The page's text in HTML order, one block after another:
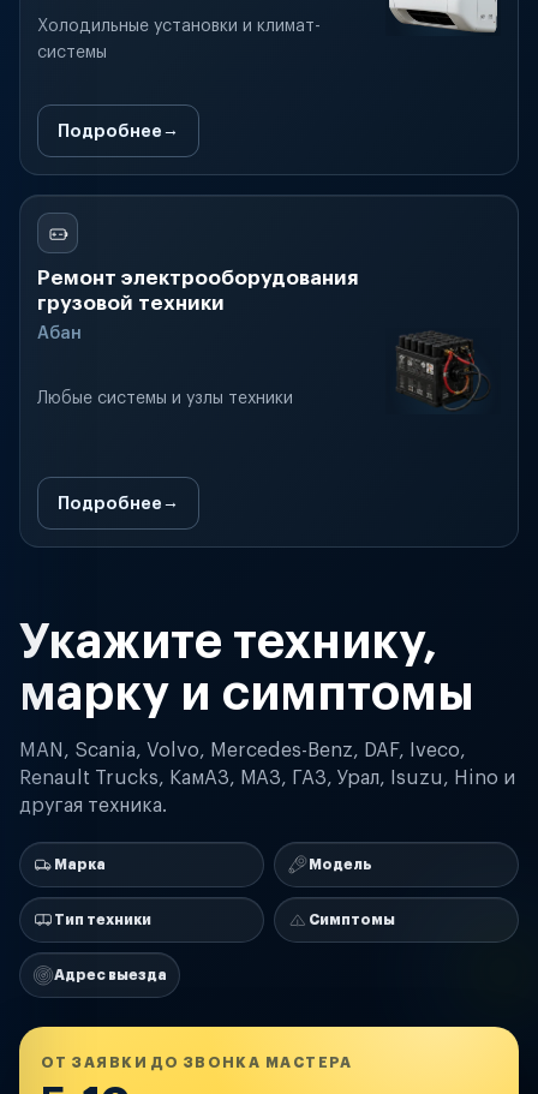
Холодильные установки и климат-
системы
Подробнее
Ремонт электрооборудования
грузовой техники
Абан
Любые системы и узлы техники
Подробнее
Укажите технику,
марку и симптомы
MAN, Scania, Volvo, Mercedes-Benz, DAF, Iveco,
Renault Trucks, КамАЗ, МАЗ, ГАЗ, Урал, Isuzu, Hino и
другая техника.
Марка Модель
Тип техники Симптомы
Адрес выезда
ОТ ЗАЯВКИ ДО ЗВОНКА МАСТЕРА